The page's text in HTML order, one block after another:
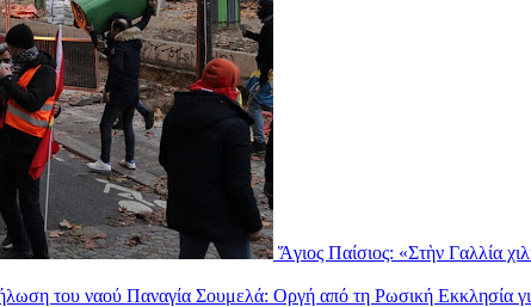
Ἅγιος Παίσιος: «Στὴν Γαλλία
Παναγία Σουμελά: Οργή από τη Ρωσική Εκκλησία